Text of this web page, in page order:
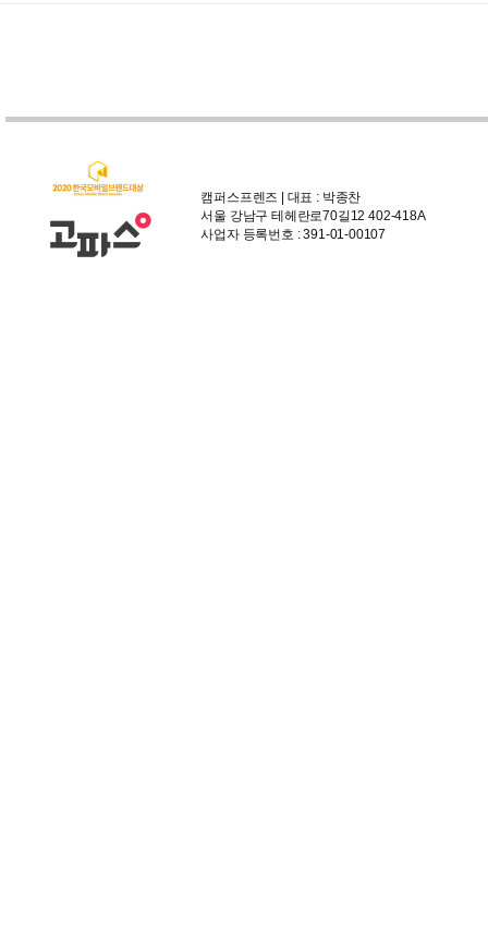
캠퍼스프렌즈 | 대표 : 박종찬
서울 강남구 테헤란로70길12 402-418A
사업자 등록번호 : 391-01-00107